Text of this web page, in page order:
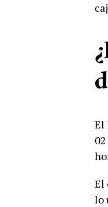
El
El
lo